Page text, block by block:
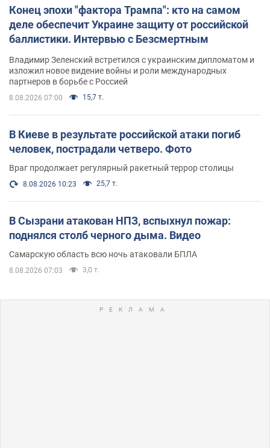
Конец эпохи "фактора Трампа": кто на самом
деле обеспечит Украине защиту от российской
баллистики. Интервью с Безсмертным
Владимир Зеленский встретился с украинским дипломатом и
изложил новое видение войны и роли международных
партнеров в борьбе с Россией
8.08.2026 07:00 15,7 т.
В Киеве в результате российской атаки погиб
человек, пострадали четверо. Фото
Враг продолжает регулярный ракетный террор столицы
8.08.2026 10:23 25,7 т.
В Сызрани атакован НПЗ, вспыхнул пожар:
поднялся столб черного дыма. Видео
Самарскую область всю ночь атаковали БПЛА
8.08.2026 07:03 3,0 т.